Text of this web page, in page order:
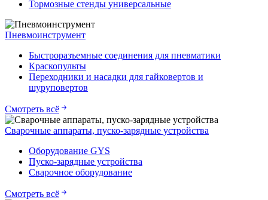
Тормозные стенды универсальные
Пневмоинструмент
Быстроразъемные соединения для пневматики
Краскопульты
Переходники и насадки для гайковертов и
шуруповертов
Смотреть всё
Сварочные аппараты, пуско-зарядные устройства
Оборудование GYS
Пуско-зарядные устройства
Сварочное оборудование
Смотреть всё